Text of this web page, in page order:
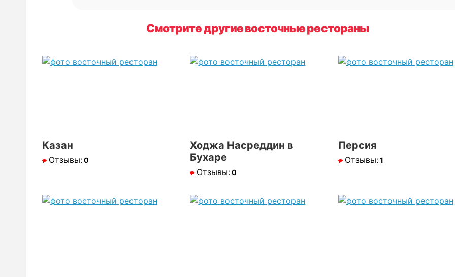
Смотрите другие восточные рестораны
Казан
Отзывы:0
Ходжа Насреддин в
Бухаре
Отзывы:0
Персия
Отзывы:1